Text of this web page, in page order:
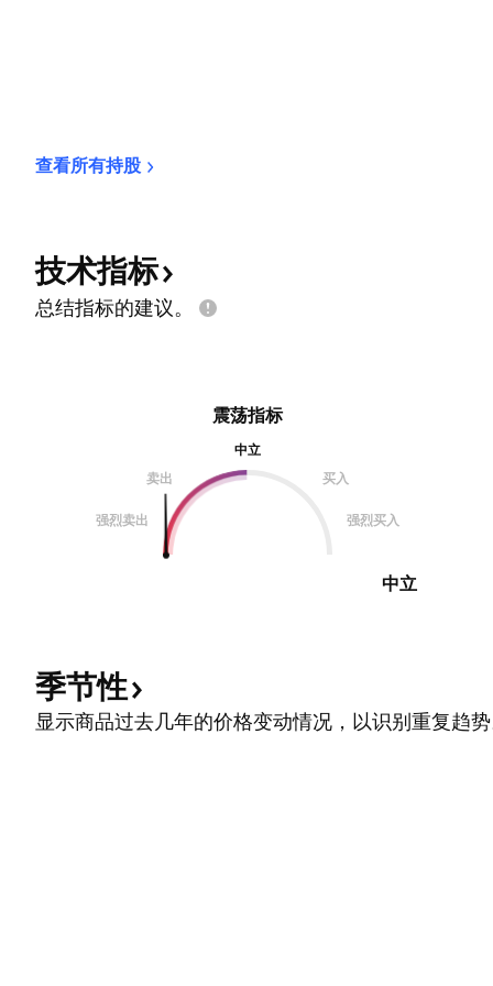
查看所有持股
技术指标
总结指标的建议。
震荡指标
中立
卖出
买入
强烈卖出 强烈买入
中立
季节性
显示商品过去几年的价格变动情况，以识别重复趋